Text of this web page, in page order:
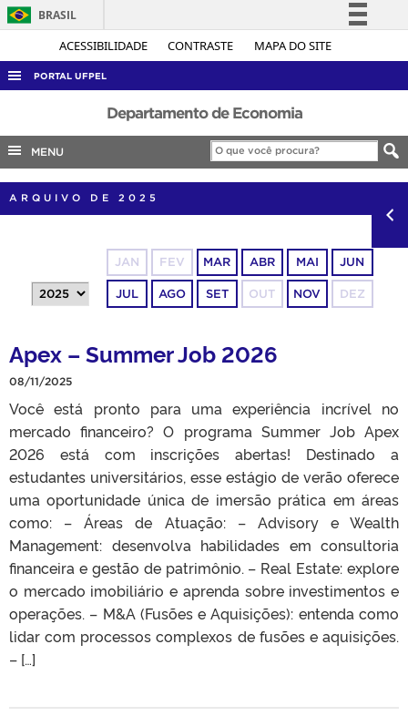
ACESSIBILIDADE CONTRASTE MAPA DO SITE
BRASIL
Simplifique!
Legislação
Canais
PORTAL UFPEL
ACESSO À INFORMAÇÃO
AUDITORIA
COBALTO
CONCURSOS
OUVIDORIA
TELEFONES
Departamento de Economia
MENU
ARQUIVO DE 2025
JAN FEV MAR ABR MAI JUN
JUL AGO SET OUT NOV DEZ
Apex – Summer Job 2026
08/11/2025
Você está pronto para uma experiência incrível no
mercado financeiro? O programa Summer Job Apex
2026 está com inscrições abertas! Destinado a
estudantes universitários, esse estágio de verão oferece
uma oportunidade única de imersão prática em áreas
como: – Áreas de Atuação: – Advisory e Wealth
Management: desenvolva habilidades em consultoria
financeira e gestão de patrimônio. – Real Estate: explore
o mercado imobiliário e aprenda sobre investimentos e
operações. – M&A (Fusões e Aquisições): entenda como
lidar com processos complexos de fusões e aquisições.
– […]